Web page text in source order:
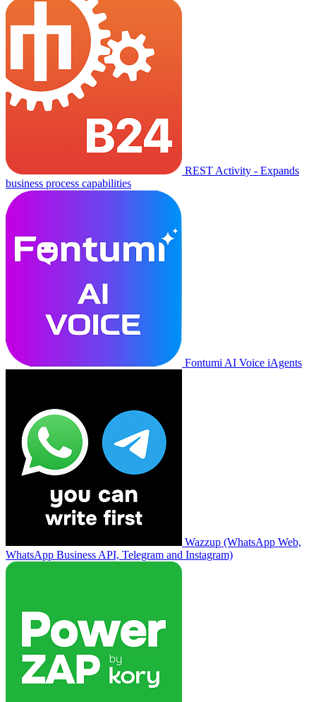
REST Activity - Expands
business process capabilities
Fontumi AI Voice iAgents
Wazzup (WhatsApp Web,
WhatsApp Business API, Telegram and Instagram)